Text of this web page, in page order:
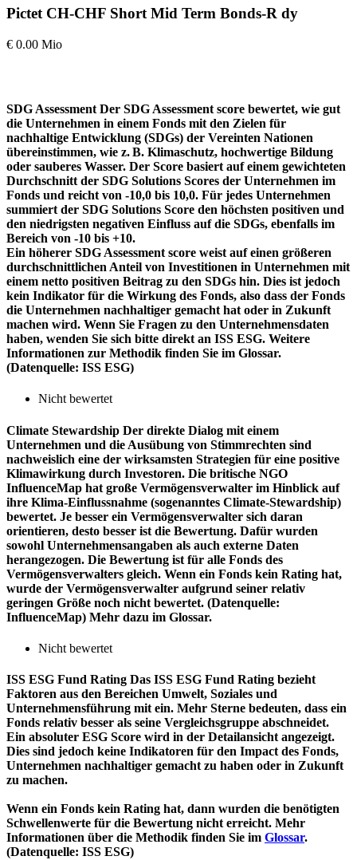
Pictet CH-CHF Short Mid Term Bonds-R dy
€ 0.00 Mio
SDG Assessment Der SDG Assessment score bewertet, wie gut
die Unternehmen in einem Fonds mit den Zielen für
nachhaltige Entwicklung (SDGs) der Vereinten Nationen
übereinstimmen, wie z. B. Klimaschutz, hochwertige Bildung
oder sauberes Wasser. Der Score basiert auf einem gewichteten
Durchschnitt der SDG Solutions Scores der Unternehmen im
Fonds und reicht von -10,0 bis 10,0. Für jedes Unternehmen
summiert der SDG Solutions Score den höchsten positiven und
den niedrigsten negativen Einfluss auf die SDGs, ebenfalls im
Bereich von -10 bis +10.
Ein höherer SDG Assessment score weist auf einen größeren
durchschnittlichen Anteil von Investitionen in Unternehmen mit
einem netto positiven Beitrag zu den SDGs hin. Dies ist jedoch
kein Indikator für die Wirkung des Fonds, also dass der Fonds
die Unternehmen nachhaltiger gemacht hat oder in Zukunft
machen wird. Wenn Sie Fragen zu den Unternehmensdaten
haben, wenden Sie sich bitte direkt an ISS ESG. Weitere
Informationen zur Methodik finden Sie im Glossar.
(Datenquelle: ISS ESG)
Nicht bewertet
Climate Stewardship Der direkte Dialog mit einem
Unternehmen und die Ausübung von Stimmrechten sind
nachweislich eine der wirksamsten Strategien für eine positive
Klimawirkung durch Investoren. Die britische NGO
InfluenceMap hat große Vermögensverwalter im Hinblick auf
ihre Klima-Einflussnahme (sogenanntes Climate-Stewardship)
bewertet. Je besser ein Vermögensverwalter sich daran
orientieren, desto besser ist die Bewertung. Dafür wurden
sowohl Unternehmensangaben als auch externe Daten
herangezogen. Die Bewertung ist für alle Fonds des
Vermögensverwalters gleich. Wenn ein Fonds kein Rating hat,
wurde der Vermögensverwalter aufgrund seiner relativ
geringen Größe noch nicht bewertet. (Datenquelle:
InfluenceMap) Mehr dazu im Glossar.
Nicht bewertet
ISS ESG Fund Rating Das ISS ESG Fund Rating bezieht
Faktoren aus den Bereichen Umwelt, Soziales und
Unternehmensführung mit ein. Mehr Sterne bedeuten, dass ein
Fonds relativ besser als seine Vergleichsgruppe abschneidet.
Ein absoluter ESG Score wird in der Detailansicht angezeigt.
Dies sind jedoch keine Indikatoren für den Impact des Fonds,
Unternehmen nachhaltiger gemacht zu haben oder in Zukunft
zu machen.
Wenn ein Fonds kein Rating hat, dann wurden die benötigten
Schwellenwerte für die Bewertung nicht erreicht. Mehr
Informationen über die Methodik finden Sie im Glossar.
(Datenquelle: ISS ESG)